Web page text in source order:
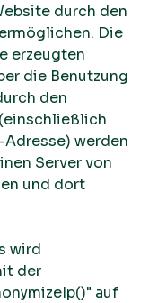
durch den
Die
erzeugten
die Benutzung
den
werden
Server von
und dort
wird
der
auf